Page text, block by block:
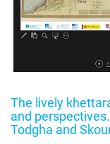
The lively
and
Todgha and